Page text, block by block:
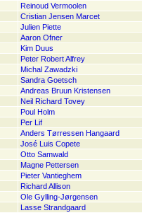
Reinoud Vermoolen
Cristian Jensen Marcet
Julien Piette
Aaron Ofner
Kim Duus
Peter Robert Alfrey
Michal Zawadzki
Sandra Goetsch
Andreas Bruun Kristensen
Neil Richard Tovey
Poul Holm
Per Lif
Anders Tørressen Hangaard
José Luis Copete
Otto Samwald
Magne Pettersen
Pieter Vantieghem
Richard Allison
Ole Gylling-Jørgensen
Lasse Strandgaard